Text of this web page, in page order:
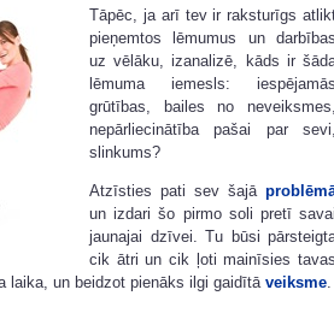
Tāpēc, ja arī tev ir raksturīgs
pieņemtos lēmumus un darbības
uz vēlāku, izanalizē, kāds ir
lēmuma iemesls: iespējamās
grūtības, bailes no neveiksmes,
nepārliecinātība pašai par sevi,
slinkums?
Atzīsties pati sev šajā
un izdari šo pirmo soli pretī savai
jaunajai dzīvei. Tu būsi
cik ātri un cik ļoti mainīsies tavas
laika, un beidzot pienāks ilgi gaidītā veiksme